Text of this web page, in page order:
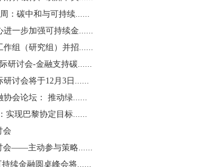
周：碳中和与可持续......
进一步加强可持续金......
作组（研究组）并招......
研讨会-金融支持碳......
研讨会将于12月3日......
协会论坛： 推动绿......
实现巴黎协定目标......
会
会——主动参与策略......
续金融圆桌峰会将......